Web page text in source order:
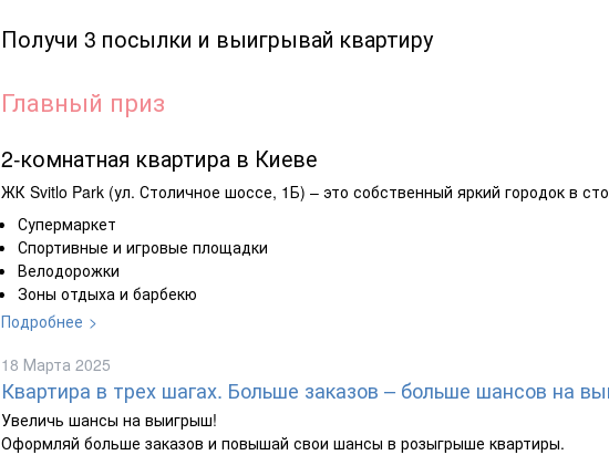
Получи 3 посылки и выигрывай квартиру
Главный приз
2-комнатная квартира в Киеве
ЖК Svitlo Park (ул. Столичное шоссе, 1Б) – это собственный яркий городок в
Супермаркет
Спортивные и игровые площадки
Велодорожки
Зоны отдыха и барбекю
Подробнее
18 Марта 2025
Квартира в трех шагах. Больше заказов – больше шансов на
Увеличь шансы на выигрыш!
Оформляй больше заказов и повышай свои шансы в розыгрыше квартиры.